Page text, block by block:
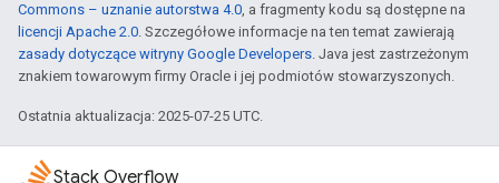
Commons – uznanie autorstwa 4.0, a fragmenty kodu są dostępne na
licencji Apache 2.0. Szczegółowe informacje na ten temat zawierają
zasady dotyczące witryny Google Developers. Java jest zastrzeżonym
znakiem towarowym firmy Oracle i jej podmiotów stowarzyszonych.
Ostatnia aktualizacja: 2025-07-25 UTC.
Stack Overflow